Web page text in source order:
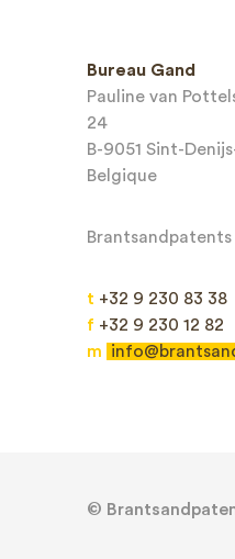
Bureau Gand
Pauline van
24
B-9051 Sint-
Belgique
Brantsandpatents
t +32 9 230 83 38
f +32 9 230 12 82
m
©